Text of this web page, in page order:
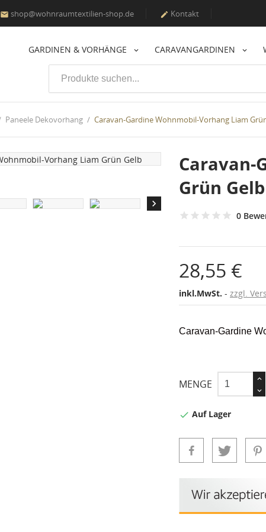
 shop@wohnraumtextilien-shop.de  Kontakt
GARDINEN & VORHÄNGE CARAVANGARDINEN
Paneele Dekovorhang Caravan-Gardine Wohnmobil-Vorhang Liam

Caravan-
Grün Gelb
0
28,55 €
inkl.MwSt. zzgl.
Caravan-Gardine
MENGE
 Auf Lager